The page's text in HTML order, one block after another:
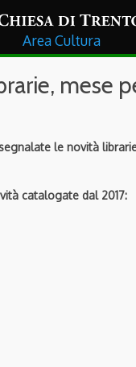
Cultura
mese
le novità
catalogate dal 2017: